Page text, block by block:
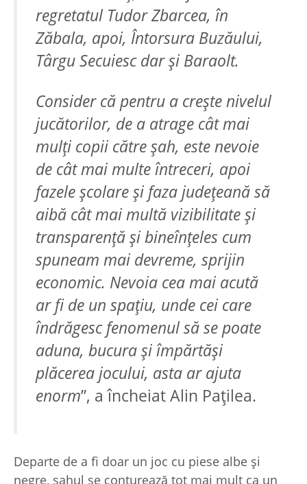
regretatul Tudor Zbarcea, în
Zăbala, apoi, Întorsura Buzăului,
Târgu Secuiesc dar și Baraolt.
Consider că pentru a crește nivelul
jucătorilor, de a atrage cât mai
mulți copii către șah, este nevoie
de cât mai multe întreceri, apoi
fazele școlare și faza județeană să
aibă cât mai multă vizibilitate și
transparență și bineînțeles cum
spuneam mai devreme, sprijin
economic. Nevoia cea mai acută
ar fi de un spațiu, unde cei care
îndrăgesc fenomenul să se poate
aduna, bucura și împărtăși
plăcerea jocului, asta ar ajuta
enorm”, a încheiat Alin Pațilea.
Departe de a fi doar un joc cu piese albe și
negre, șahul se conturează tot mai mult ca un